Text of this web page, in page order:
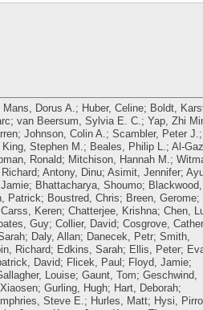
Mans, Dorus A.; Huber, Celine; Boldt,
; van Beersum, Sylvia E. C.; Yap, Zhi
; Johnson, Colin A.; Scambler, Peter J.;
King, Stephen M.; Beales, Philip L.; Al-
Ronald; Mitchison, Hannah M.;
; Antony, Dinu; Asimit, Jennifer;
; Bhattacharya, Shoumo; Blackwood,
Patrick; Boustred, Chris; Breen, Gerome;
Carss, Keren; Chatterjee, Krishna; Chen,
Guy; Collier, David; Cosgrove,
; Daly, Allan; Danecek, Petr; Smith,
Richard; Edkins, Sarah; Ellis, Peter;
David; Flicek, Paul ; Floyd, Jamie;
Louise; Gaunt, Tom; Geschwind,
; Gurling, Hugh; Hart, Deborah;
Steve E.; Hurles, Matt; Hysi, Pirro